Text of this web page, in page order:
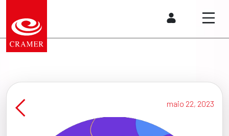
maio 22, 2023